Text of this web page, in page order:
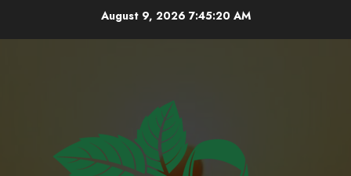
August 9, 20267:45:21 AM